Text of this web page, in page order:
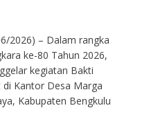
2026) – Dalam rangka
ke-80 Tahun 2026,
kegiatan Bakti
Kantor Desa Marga
Kabupaten Bengkulu